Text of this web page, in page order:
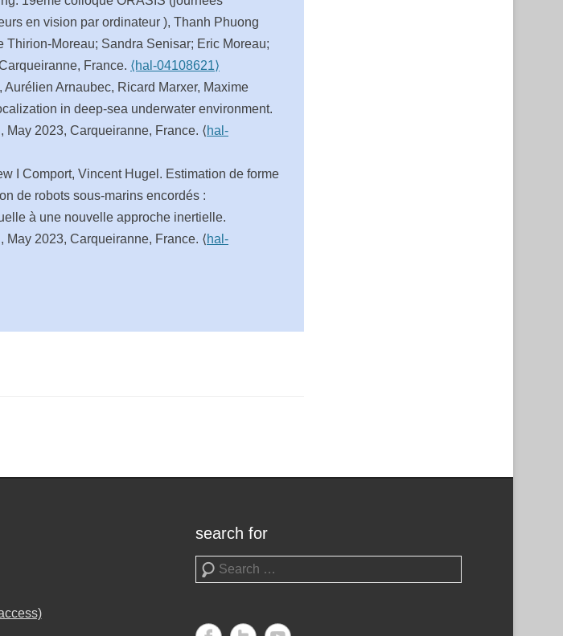
en vision par ordinateur ), Thanh Phuong
Thirion-Moreau; Sandra Senisar; Eric Moreau;
France. ⟨hal-04108621⟩
Arnaubec, Ricard Marxer, Maxime
in deep-sea underwater environment.
2023, Carqueiranne, France. ⟨hal-
I Comport, Vincent Hugel. Estimation de forme
de robots sous-marins encordés :
à une nouvelle approche inertielle.
2023, Carqueiranne, France. ⟨hal-
search for
Search